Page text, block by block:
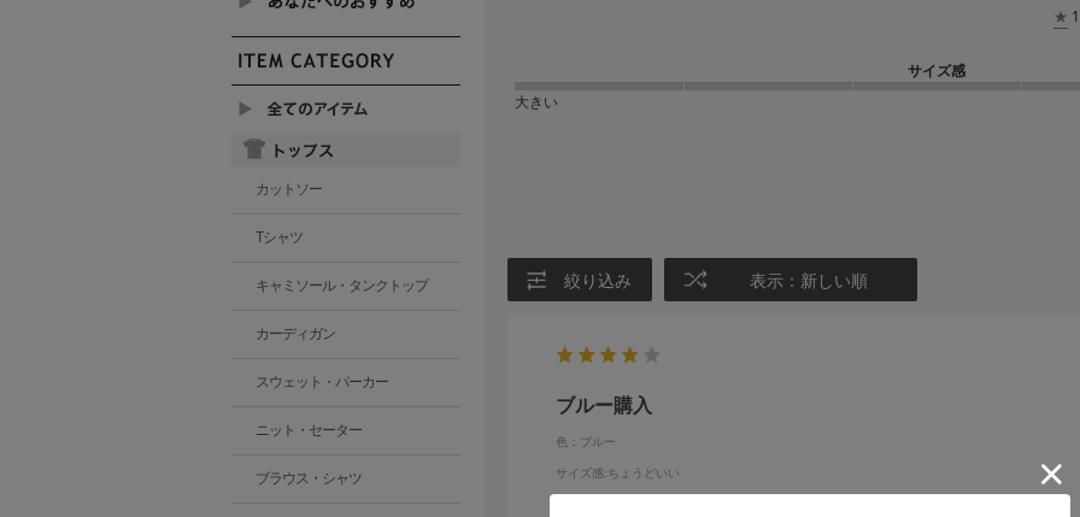
★ 1
サイズ感
大きい
絞り込み 表示：新しい順
ブルー購入
色：ブルー
サイズ感:ちょうどいい
カットソー
Tシャツ
キャミソール・タンクトップ
カーディガン
スウェット・パーカー
ニット・セーター
ブラウス・シャツ